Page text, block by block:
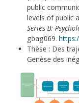
public
levels of public
Series B:
gbag069.
Thèse : Des
Genèse des
Image